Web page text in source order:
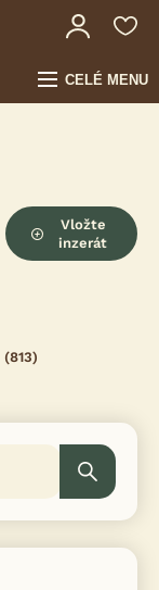
CELÉ MENU
Vložte
inzerát
(813)